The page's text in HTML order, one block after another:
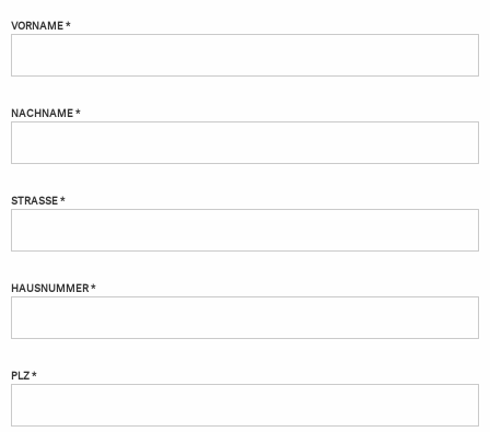
VORNAME *
NACHNAME *
STRASSE *
HAUSNUMMER *
PLZ *